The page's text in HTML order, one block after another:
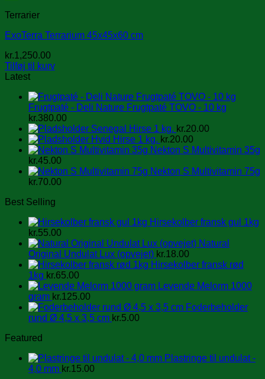
Terrarier
ExoTerra Terrarium 45x45x60 cm
kr.1,250.00
Tilføj til kurv
Latest
Frugtpaté - Deli Nature Frugtpaté TOVO - 10 kg
kr.380.00
Senegal Hirse 1 kg. kr.20.00
Hvid Hirse 1 kg. kr.20.00
Nekton S Multivitamin 35g
kr.45.00
Nekton S Multivitamin 75g
kr.70.00
Best Selling
Hirsekolber fransk gul 1kg
kr.55.00
Natural
Original Undulat Lux (opvejet) kr.18.00
Hirsekolber fransk rød
1kg kr.65.00
Levende Melorm 1000
gram kr.125.00
Foderbeholder
rund Ø 4,5 x 3,5 cm kr.5.00
Featured
Plastringe til undulat -
4,0 mm kr.15.00